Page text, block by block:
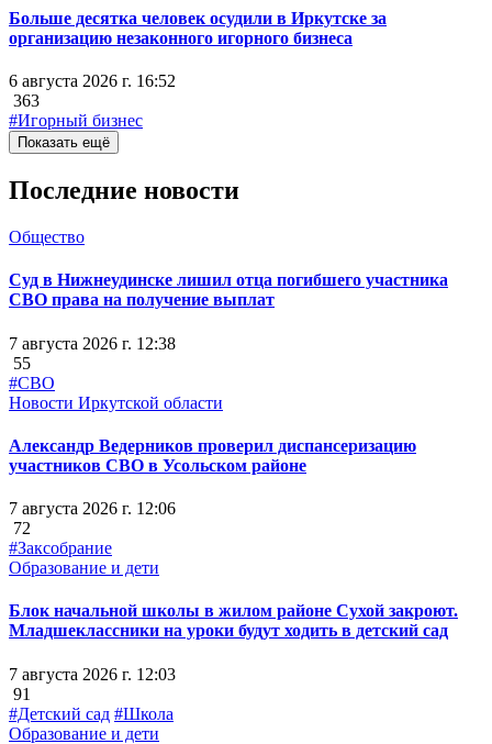
Больше десятка человек осудили в Иркутске за
организацию незаконного игорного бизнеса
6 августа 2026 г. 16:52
363
#Игорный бизнес
Показать ещё
Последние новости
Общество
Суд в Нижнеудинске лишил отца погибшего участника
СВО права на получение выплат
7 августа 2026 г. 12:38
55
#СВО
Новости Иркутской области
Александр Ведерников проверил диспансеризацию
участников СВО в Усольском районе
7 августа 2026 г. 12:06
72
#Заксобрание
Образование и дети
Блок начальной школы в жилом районе Сухой закроют.
Младшеклассники на уроки будут ходить в детский сад
7 августа 2026 г. 12:03
91
#Детский сад #Школа
Образование и дети